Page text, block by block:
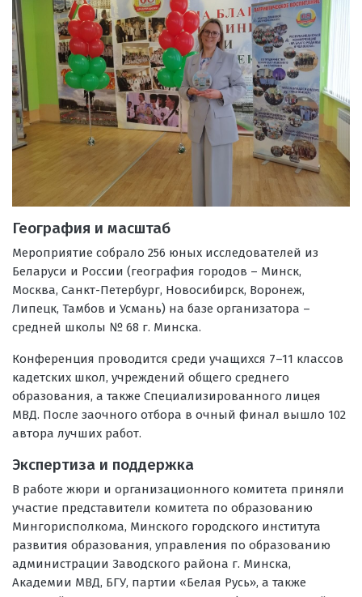
География и масштаб
Мероприятие собрало 256 юных исследователей из
Беларуси и России (география городов – Минск,
Москва, Санкт-Петербург, Новосибирск, Воронеж,
Липецк, Тамбов и Усмань) на базе организатора –
средней школы № 68 г. Минска.
Конференция проводится среди учащихся 7–11 классов
кадетских школ, учреждений общего среднего
образования, а также Специализированного лицея
МВД. После заочного отбора в очный финал вышло 102
автора лучших работ.
Экспертиза и поддержка
В работе жюри и организационного комитета приняли
участие представители комитета по образованию
Мингорисполкома, Минского городского института
развития образования, управления по образованию
администрации Заводского района г. Минска,
Академии МВД, БГУ, партии «Белая Русь», а также